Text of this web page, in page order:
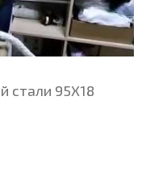
стали 95Х18